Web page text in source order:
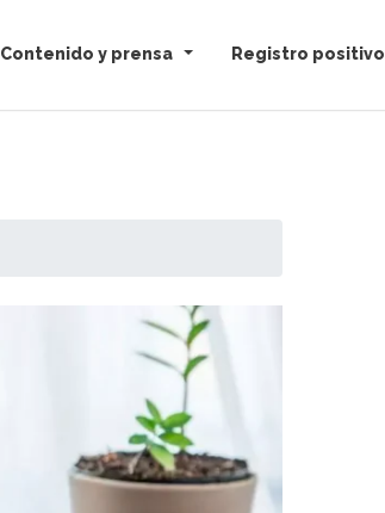
Contenido y prensa Registro positivo